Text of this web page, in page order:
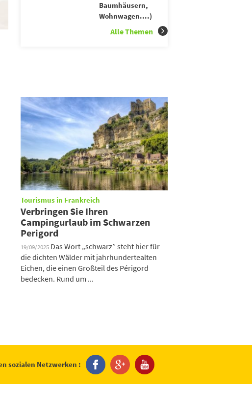
Baumhäusern,
Wohnwagen....)
Alle Themen
Tourismus in Frankreich
Verbringen Sie Ihren
Campingurlaub im Schwarzen
Perigord
19/09/2025 Das Wort „schwarz” steht hier für
die dichten Wälder mit jahrhundertealten
Eichen, die einen Großteil des Périgord
bedecken. Rund um ...
sozialen Netzwerken :